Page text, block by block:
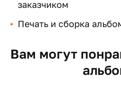
заказчиком
Печать и сборка
Вам могут